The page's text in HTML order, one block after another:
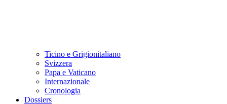
Ticino e Grigionitaliano
Svizzera
Papa e Vaticano
Internazionale
Cronologia
Dossiers